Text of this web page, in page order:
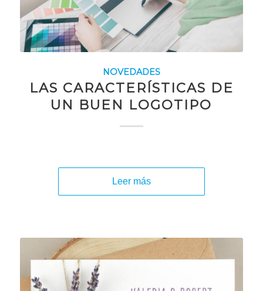
NOVEDADES
LAS CARACTERÍSTICAS DE
UN BUEN LOGOTIPO
Leer más